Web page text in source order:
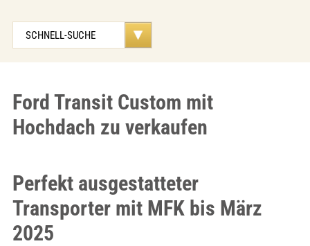
Ford Transit Custom mit
Hochdach zu verkaufen
Perfekt ausgestatteter
Transporter mit MFK bis März
2025